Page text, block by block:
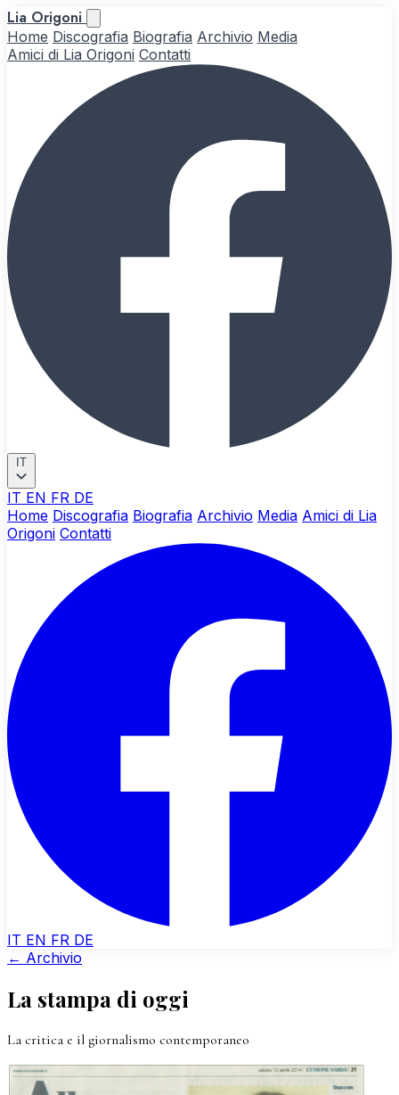
Lia Origoni
Home Discografia Biografia Archivio Media
Amici di Lia Origoni Contatti
IT
IT EN FR DE
Home Discografia Biografia Archivio Media Amici di Lia
Origoni Contatti
IT EN FR DE
← Archivio
La stampa di oggi
La critica e il giornalismo contemporaneo